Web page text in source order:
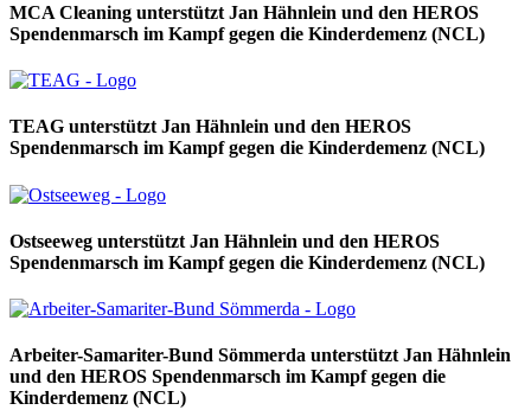
MCA Cleaning unterstützt Jan Hähnlein und den HEROS
Spendenmarsch im Kampf gegen die Kinderdemenz (NCL)
TEAG unterstützt Jan Hähnlein und den HEROS
Spendenmarsch im Kampf gegen die Kinderdemenz (NCL)
Ostseeweg unterstützt Jan Hähnlein und den HEROS
Spendenmarsch im Kampf gegen die Kinderdemenz (NCL)
Arbeiter-Samariter-Bund Sömmerda unterstützt Jan Hähnlein
und den HEROS Spendenmarsch im Kampf gegen die
Kinderdemenz (NCL)